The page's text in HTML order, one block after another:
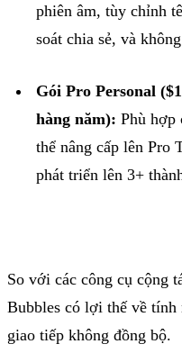
phiên âm, tùy chỉnh
soátchia sẻ, và không
Gói Pro Personal
hàng năm): Phù hợp
thể nâng cấp lên Pro
phát triển lên 3+
So với các công cụ cộng
Bubbles có lợi thế về tính
giao tiếp không đồng bộ.